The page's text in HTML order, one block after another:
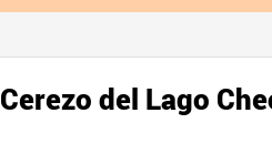
del Lago